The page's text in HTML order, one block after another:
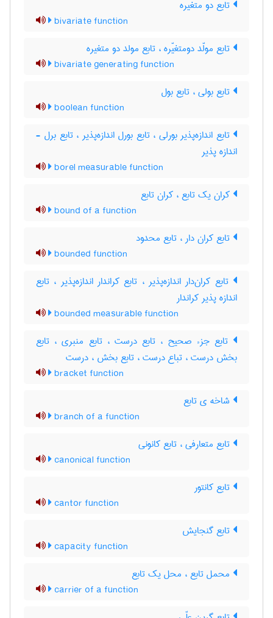
تابع دو متغیره
bivariate function
تابع مولّد دومتغیّره ، تابع مولد دو متغیره
bivariate generating function
تابع بولی ، تابع بول
boolean function
تابع اندازه‌پذیر بورلی ، تابع بورل اندازه‌پذیر ، تابع برل -
اندازه پذیر
borel measurable function
کران یک تابع ، کران تابع
bound of a function
تابع کران دار ، تابع محدود
bounded function
تابع کران‌دار اندازه‌پذیر ، تابع کراندار اندازه‌پذیر ، تابع
اندازه پذیر کراندار
bounded measurable function
تابع جزء صحیح ، تابع درست ، تابع منبری ، تابع
بخش درست ، تباع درست ، تابع بخش ، درست
bracket function
شاخه ی تابع
branch of a function
تابع متعارفی ، تابع کانونی
canonical function
تابع کانتور
cantor function
تابع گنجایش
capacity function
محمل تابع ، محل یک تابع
carrier of a function